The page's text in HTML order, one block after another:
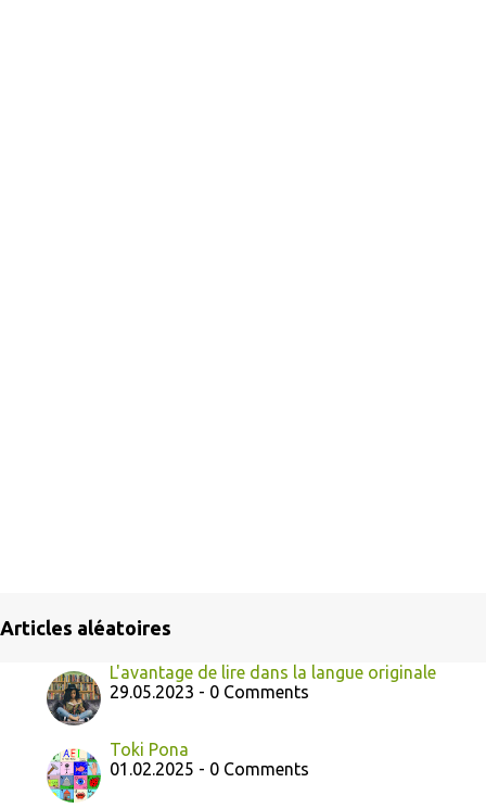
Articles aléatoires
L'avantage de lire dans la langue originale
29.05.2023 - 0 Comments
Toki Pona
01.02.2025 - 0 Comments